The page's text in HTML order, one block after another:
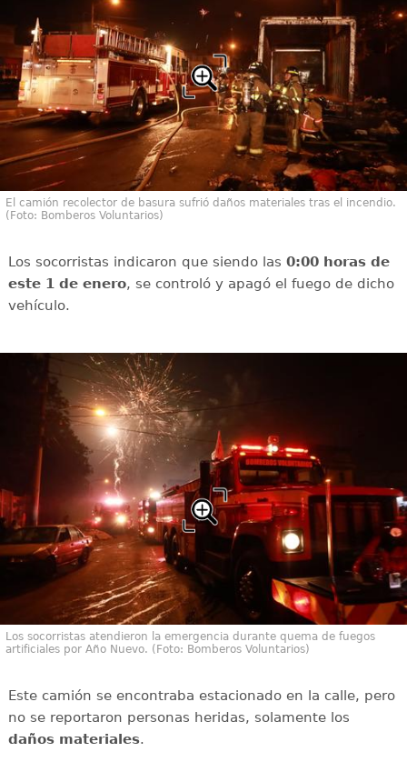
El camión recolector de basura sufrió daños materiales tras el incendio.
(Foto: Bomberos Voluntarios)
Los socorristas indicaron que siendo las 0:00 horas de
este 1 de enero, se controló y apagó el fuego de dicho
vehículo.
Los socorristas atendieron la emergencia durante quema de fuegos
artificiales por Año Nuevo. (Foto: Bomberos Voluntarios)
Este camión se encontraba estacionado en la calle, pero
no se reportaron personas heridas, solamente los
daños materiales.